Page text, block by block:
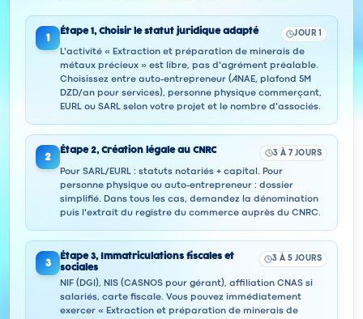
1
Étape 1, Choisir le statut juridique adapté JOUR 1
L'activité « Extraction et préparation de minerais de
métaux précieux » est libre, pas d'agrément préalable.
Choisissez entre auto-entrepreneur (ANAE, plafond 5M
DZD/an pour services), personne physique commerçant,
EURL ou SARL selon votre projet et le nombre d'associés.
2
Étape 2, Création légale au CNRC 3 À 7 JOURS
Pour SARL/EURL : statuts notariés + capital. Pour
personne physique ou auto-entrepreneur : dossier
simplifié. Dans tous les cas, demandez la dénomination
puis l'extrait du registre du commerce auprès du CNRC.
3
Étape 3,
Immatriculations fiscales et
sociales
3 À 5 JOURS
NIF (DGI), NIS (CASNOS pour gérant), affiliation CNAS si
salariés, carte fiscale. Vous pouvez immédiatement
exercer « Extraction et préparation de minerais de